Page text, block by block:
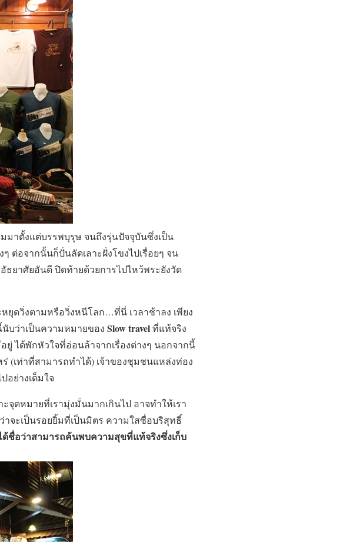
มาตั้งแต่บรรพบุรุษ จนถึงรุ่นปัจจุบันซึ่งเป็น
ต่อจากนั้นก็ปั่นลัดเลาะฝั่งโขงไปเรื่อยๆ จน
ธยาศัยอันดี ปิดท้ายด้วยการไปไหว้พระยังวัด
ยุดวิ่งตามหรือวิ่งหนีโลก…ที่นี่ เวลาช้าลง เพียง
บว่าเป็นความหมายของ Slow travelที่แท้จริง
ยู่ ได้พักหัวใจที่อ่อนล้าจากเรื่องต่างๆ นอกจากนี้
(เท่าที่สามารถทำได้) เจ้าของชุมชนแหล่งท่อง
อย่างเต็มใจ
จุดหมายที่เรามุ่งมั่นมากเกินไป อาจทำให้เรา
าจะเป็นรอยยิ้มที่เป็นมิตร ความใสซื่อบริสุทธิ์
ชื่อว่าสามารถค้นพบความสุขที่แท้จริงซึ่งเก็บ